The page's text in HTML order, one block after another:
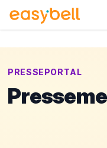
PRESSEPORTAL